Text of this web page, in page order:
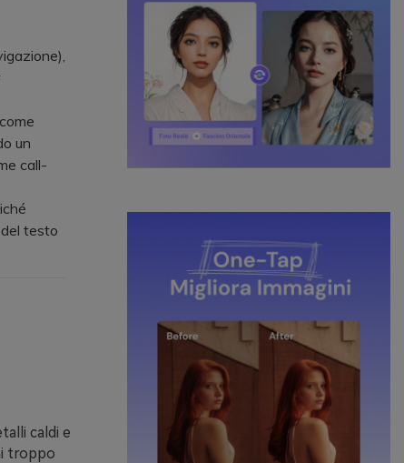
un
call-
testo
caldi e
troppo